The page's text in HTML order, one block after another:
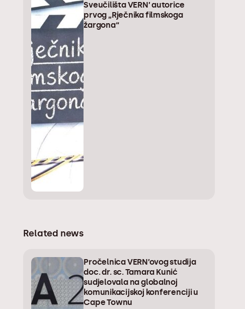
Sveučilišta VERN’ autorice
prvog „Rječnika filmskoga
žargona“
Related news
Pročelnica VERN’ovog studija
doc. dr. sc. Tamara Kunić
sudjelovala na globalnoj
komunikacijskoj konferenciji u
Cape Townu